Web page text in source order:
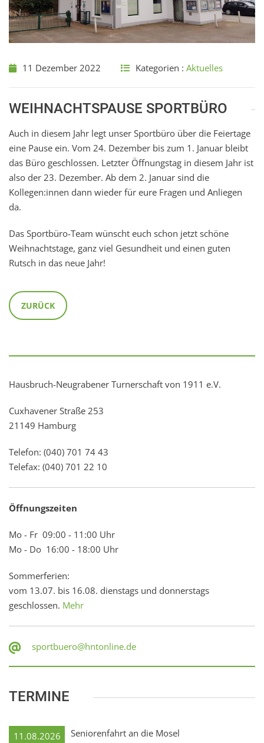
11 Dezember 2022 Kategorien : Aktuelles
WEIHNACHTSPAUSE SPORTBÜRO
Auch in diesem Jahr legt unser Sportbüro über die Feiertage
eine Pause ein. Vom 24. Dezember bis zum 1. Januar bleibt
das Büro geschlossen. Letzter Öffnungstag in diesem Jahr ist
also der 23. Dezember. Ab dem 2. Januar sind die
Kollegen:innen dann wieder für eure Fragen und Anliegen
da.
Das Sportbüro-Team wünscht euch schon jetzt schöne
Weihnachtstage, ganz viel Gesundheit und einen guten
Rutsch in das neue Jahr!
ZURÜCK
Hausbruch-Neugrabener Turnerschaft von 1911 e.V.
Cuxhavener Straße 253
21149 Hamburg
Telefon: (040) 701 74 43
Telefax: (040) 701 22 10
Öffnungszeiten
Mo - Fr 09:00 - 11:00 Uhr
Mo - Do 16:00 - 18:00 Uhr
Sommerferien:
vom 13.07. bis 16.08. dienstags und donnerstags
geschlossen. Mehr
sportbuero@hntonline.de
TERMINE
11.08.2026 Seniorenfahrt an die Mosel